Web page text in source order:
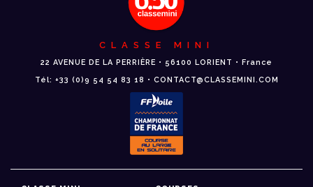
CLASSE MINI
22 AVENUE DE LA PERRIÈRE • 56100 LORIENT • France
Tél: +33 (0)9 54 54 83 18 • CONTACT@CLASSEMINI.COM